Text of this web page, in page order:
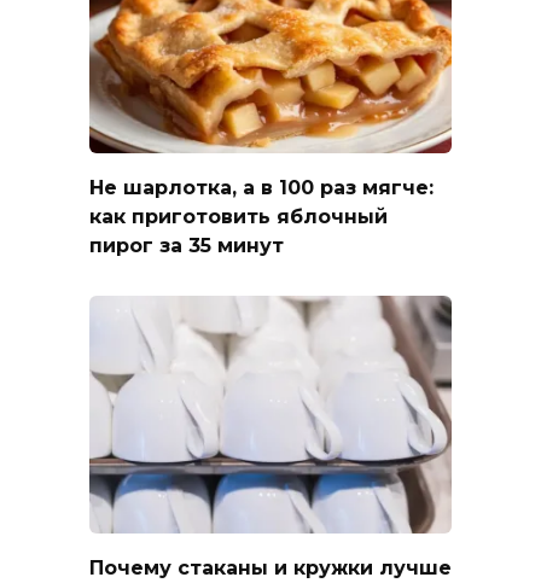
Не шарлотка, а в 100 раз мягче:
как приготовить яблочный
пирог за 35 минут
Почему стаканы и кружки лучше